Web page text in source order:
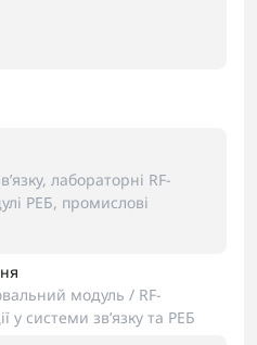
лабораторні RF-
РЕБ, промислові
модуль / RF-
у системи зв’язку та РЕБ